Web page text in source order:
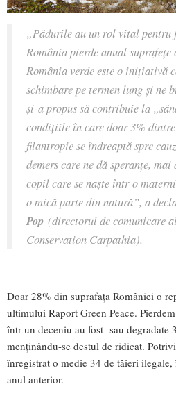
„Pădurile au un rol vital pentru
România pierde anual suprafețe
România verde este o inițiativă
schimbare pe termen lung și ne
și-a propus să contribuie la
condițiile în care doar 3%
filantropie se îndreaptă spre
demers care ne dă speranțe,
copil care se naște într-o
o mică parte din natură”, a
Pop (directorul de comunicare
Conservation Carpathia).
Doar 28% din suprafața României o
ultimului Raport Green Peace.
într-un deceniu au fost sau degradate
menținându-se destul de ridicat.
înregistrat o medie 34 de tăieri
anul anterior.